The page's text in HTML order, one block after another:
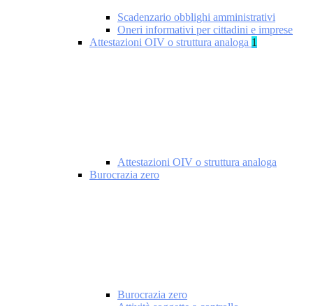
Scadenzario obblighi amministrativi
Oneri informativi per cittadini e imprese
Attestazioni OIV o struttura analoga 1
Attestazioni OIV o struttura analoga
Burocrazia zero
Burocrazia zero